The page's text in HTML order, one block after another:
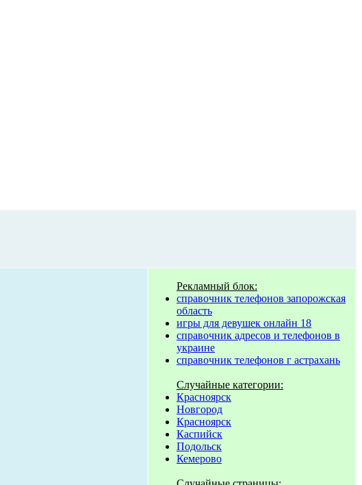
Рекламный блок:
справочник телефонов запорожская
область
игры для девушек онлайн 18
справочник адресов и телефонов в
украине
справочник телефонов г астрахань
Случайные категории:
Красноярск
Новгород
Красноярск
Каспийск
Подольск
Кемерово